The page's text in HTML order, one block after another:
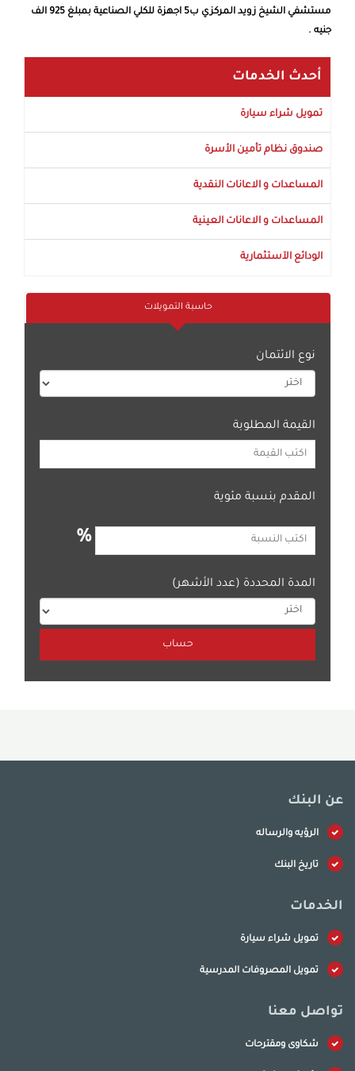
مستشفي الشيخ زويد المركزي ب5 اجهزة للكلي الصناعية بمبلغ 925 الف
جنيه .
أحدث الخدمات
تمويل شراء سيارة
صندوق نظام تأمين الأسرة
المساعدات و الاعانات النقدية
المساعدات و الاعانات العينية
الودائع الآستثمارية
حاسبة التمويلات
نوع الائتمان
القيمة المطلوبة
المقدم بنسبة مئوية
%
المدة المحددة (عدد الأشهر)
عن البنك
الرؤيه والرساله
تاريخ البنك
الخدمات
تمويل شراء سيارة
تمويل المصروفات المدرسية
تواصل معنا
شكاوى ومقترحات